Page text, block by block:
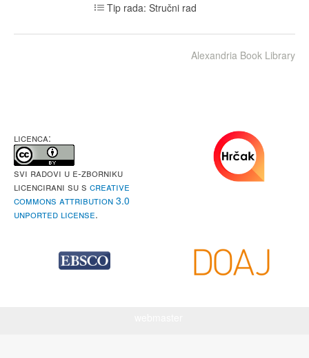
Tip rada: Stručni rad
Alexandria Book Library
LICENCA:
Svi radovi u e-Zborniku
licencirani su s Creative
Commons Attribution 3.0
Unported License.